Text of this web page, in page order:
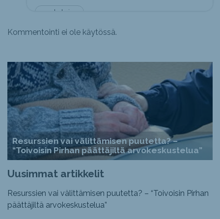
vanhakoira
Kommentointi ei ole käytössä.
Resurssien vai välittämisen puutetta? –
“Toivoisin Pirhan päättäjiltä arvokeskustelua”
Uusimmat artikkelit
Resurssien vai välittämisen puutetta? – “Toivoisin Pirhan
päättäjiltä arvokeskustelua”